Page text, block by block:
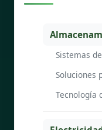
Sistemas
Soluciones
Tecnología